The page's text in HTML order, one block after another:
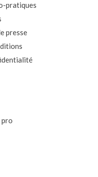
pratiques
presse
pro